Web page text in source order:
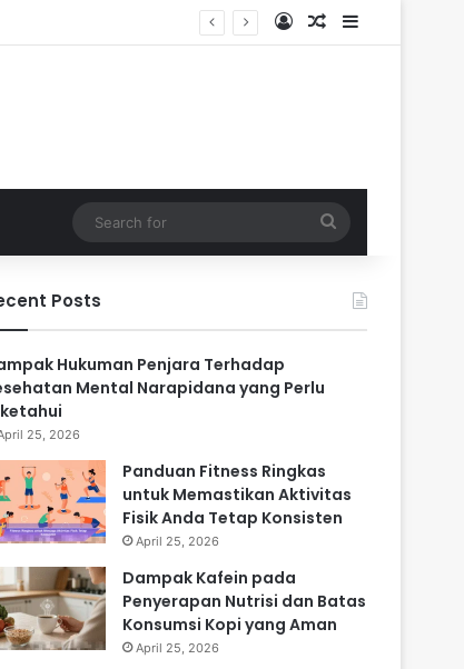
Log InRandom Article
Sidebar
for
Posts
Hukuman Penjara Terhadap
Mental Narapidana yang Perlu
25, 2026
Panduan Fitness Ringkas
untuk Memastikan Aktivitas
Fisik Anda Tetap Konsisten
April 25, 2026
Dampak Kafein pada
Penyerapan Nutrisi dan Batas
Konsumsi Kopi yang Aman
April 25, 2026